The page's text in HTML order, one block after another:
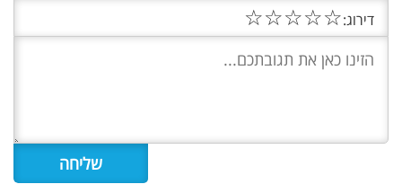
דירוג:☆
☆
☆
☆
☆